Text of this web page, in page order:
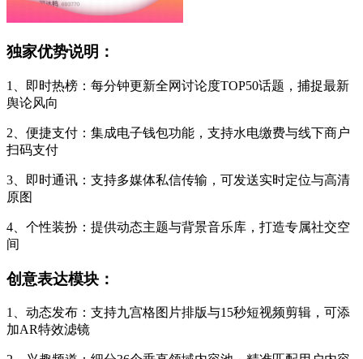
独家优势说明：
1、即时热榜：每分钟更新全网讨论度TOP50话题，捕捉最新
舆论风向
2、便捷支付：集成电子钱包功能，支持水电缴费与线下商户
扫码支付
3、即时通讯：支持多媒体私信传输，可发送实时定位与高清
原图
4、个性装扮：提供动态主题与背景音乐库，打造专属社交空
间
创意表达模块：
1、动态发布：支持九宫格图片排版与15秒短视频剪辑，可添
加AR特效滤镜